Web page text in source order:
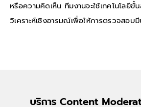
หรือความคิดเห็น ทีมงานจะใช้เทคโนโลยีขั้
วิเคราะห์เชิงอารมณ์เพื่อให้การตรวจสอบ
บริการ Content